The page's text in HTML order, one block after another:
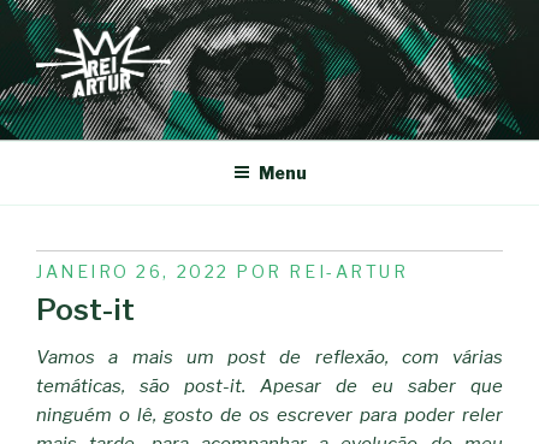
Saltar
para
conteúdo
REI-ARTUR
Menu
PUBLICADO
EM
JANEIRO 26, 2022 POR REI-ARTUR
Post-it
Vamos a mais um post de reflexão, com várias
temáticas, são post-it. Apesar de eu saber que
ninguém o lê, gosto de os escrever para poder reler